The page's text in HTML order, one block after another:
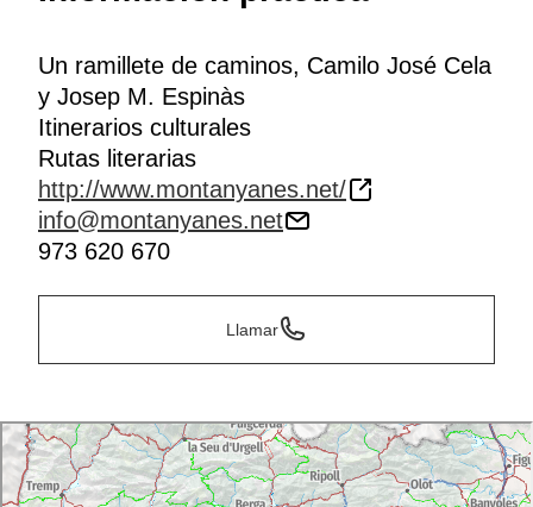
Además, estas rutas literarias pasan por paisajes de
gran riqueza. Collegats, el valle de Cabdella, el valle
deEspot o el valle de Àneu, La
Encantatsson puntos imprescindibles de la ruta.
Un ramillete de caminos, Camilo José Cela
y Josep M. Espinàs
Itinerarios culturales
Rutas literarias
http://www.montanyanes.net/
info@montanyanes.net
973 620 670
Llamar